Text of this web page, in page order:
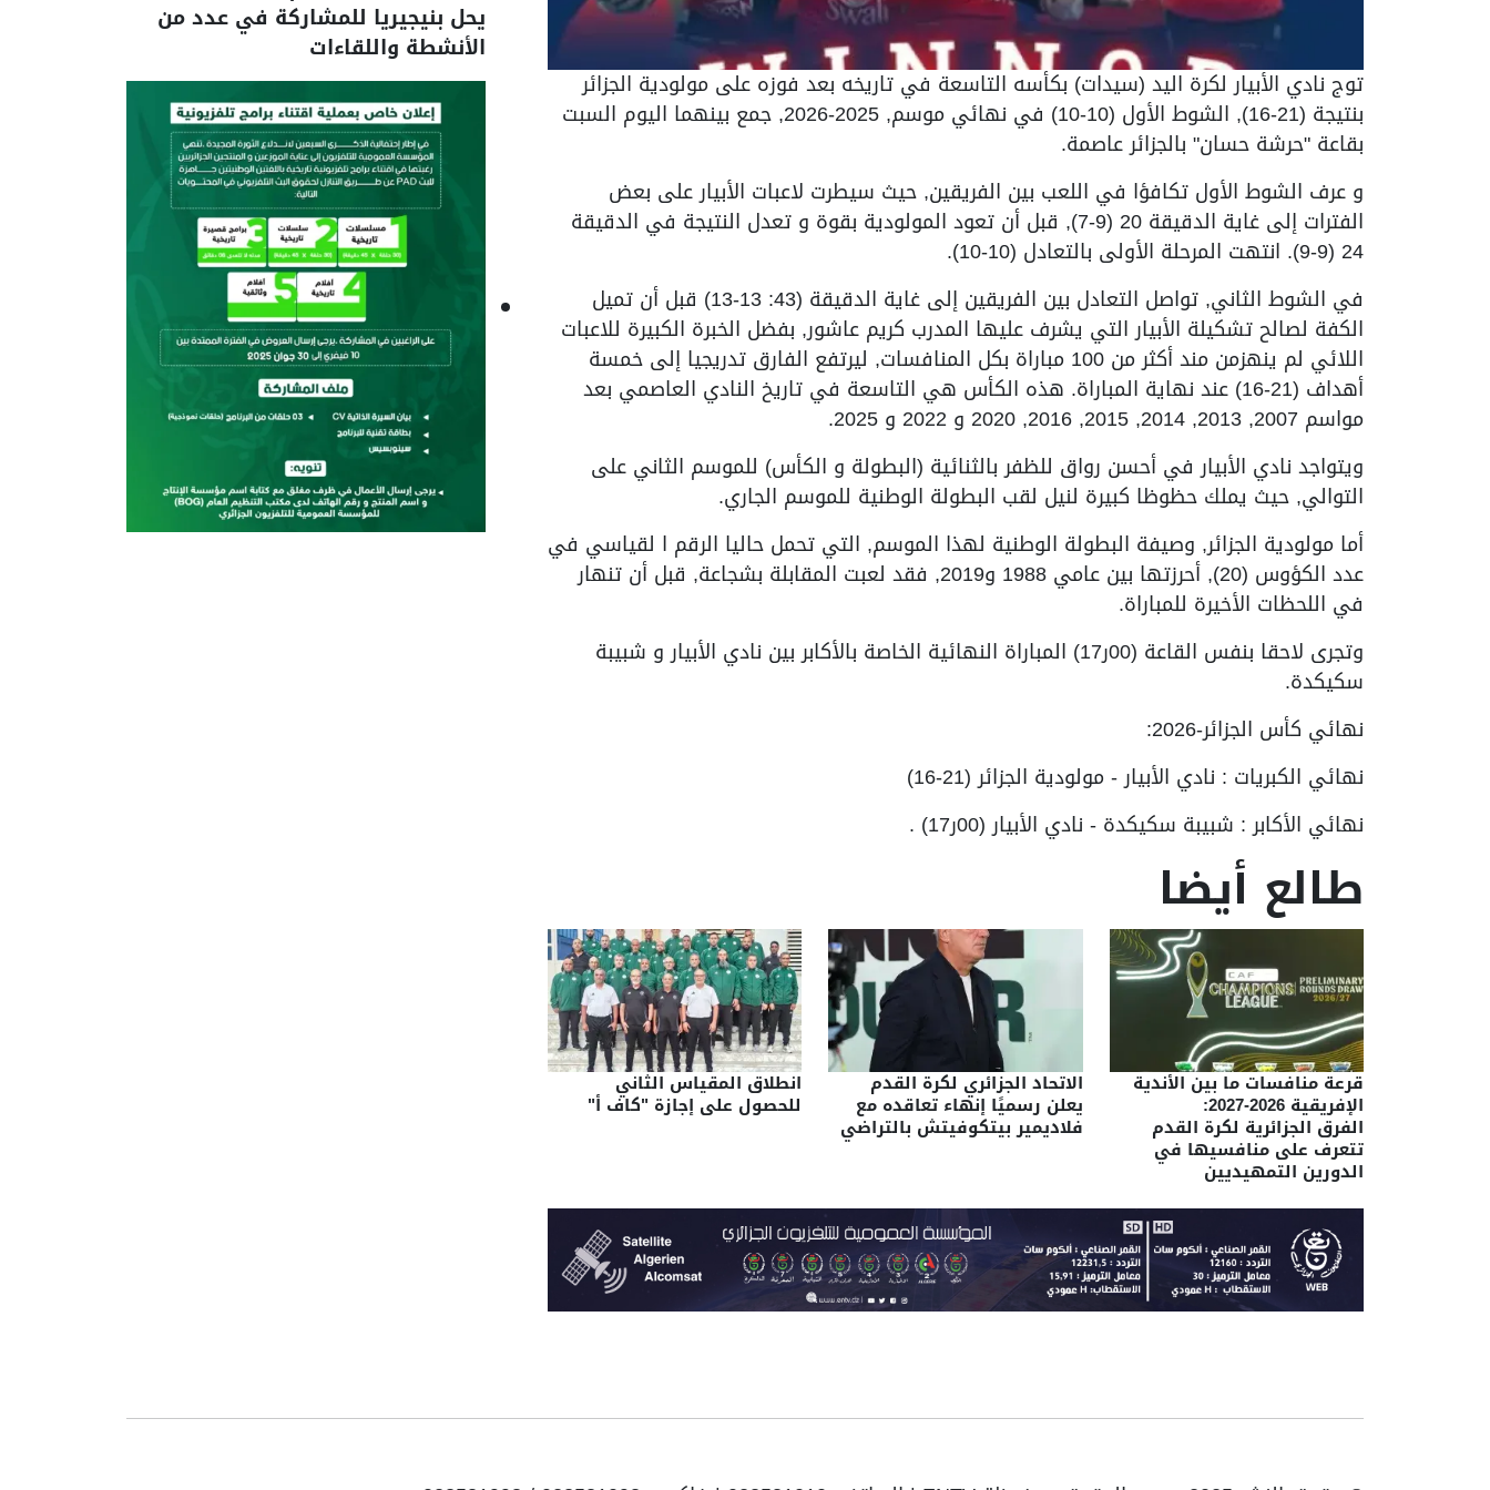
توج نادي الأبيار لكرة اليد (سيدات) بكأسه التاسعة في تاريخه بعد فوزه على مولودية الجزائر
بنتيجة (21-16), الشوط الأول (10-10) في نهائي موسم, 2025-2026, جمع بينهما اليوم السبت
بقاعة "حرشة حسان" بالجزائر عاصمة.
و عرف الشوط الأول تكافؤا في اللعب بين الفريقين, حيث سيطرت لاعبات الأبيار على بعض
الفترات إلى غاية الدقيقة 20 (9-7), قبل أن تعود المولودية بقوة و تعدل النتيجة في الدقيقة
24 (9-9). انتهت المرحلة الأولى بالتعادل (10-10).
في الشوط الثاني, تواصل التعادل بين الفريقين إلى غاية الدقيقة (43: 13-13) قبل أن تميل
الكفة لصالح تشكيلة الأبيار التي يشرف عليها المدرب كريم عاشور, بفضل الخبرة الكبيرة للاعبات
اللائي لم ينهزمن مند أكثر من 100 مباراة بكل المنافسات, ليرتفع الفارق تدريجيا إلى خمسة
أهداف (21-16) عند نهاية المباراة. هذه الكأس هي التاسعة في تاريخ النادي العاصمي بعد
مواسم 2007, 2013, 2014, 2015, 2016, 2020 و 2022 و 2025.
ويتواجد نادي الأبيار في أحسن رواق للظفر بالثنائية (البطولة و الكأس) للموسم الثاني على
التوالي, حيث يملك حظوظا كبيرة لنيل لقب البطولة الوطنية للموسم الجاري.
أما مولودية الجزائر, وصيفة البطولة الوطنية لهذا الموسم, التي تحمل حاليا الرقم ا لقياسي في
عدد الكؤوس (20), أحرزتها بين عامي 1988 و2019, فقد لعبت المقابلة بشجاعة, قبل أن تنهار
في اللحظات الأخيرة للمباراة.
وتجرى لاحقا بنفس القاعة (00ر17) المباراة النهائية الخاصة بالأكابر بين نادي الأبيار و شبيبة
سكيكدة.
نهائي كأس الجزائر-2026:
نهائي الكبريات : نادي الأبيار - مولودية الجزائر (21-16)
نهائي الأكابر : شبيبة سكيكدة - نادي الأبيار (00ر17) .
طالع أيضا
قرعة منافسات ما بين الأندية
الإفريقية 2026-2027:
الفرق الجزائرية لكرة القدم
تتعرف على منافسيها في
الدورين التمهيديين
الاتحاد الجزائري لكرة القدم
يعلن رسميًا إنهاء تعاقده مع
فلاديمير بيتكوفيتش بالتراضي
انطلاق المقياس الثاني
للحصول على إجازة "كاف أ"
يحل بنيجيريا للمشاركة في عدد من
الأنشطة واللقاءات